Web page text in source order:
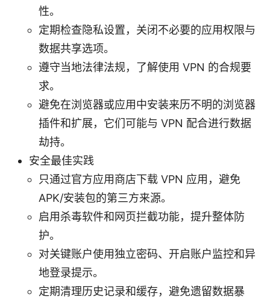
性。
定期检查隐私设置，关闭不必要的应用权限与
数据共享选项。
遵守当地法律法规，了解使用 VPN 的合规要
求。
避免在浏览器或应用中安装来历不明的浏览器
插件和扩展，它们可能与 VPN 配合进行数据
劫持。
安全最佳实践
只通过官方应用商店下载 VPN 应用，避免
APK/安装包的第三方来源。
启用杀毒软件和网页拦截功能，提升整体防
护。
对关键账户使用独立密码、开启账户监控和异
地登录提示。
定期清理历史记录和缓存，避免遗留数据暴